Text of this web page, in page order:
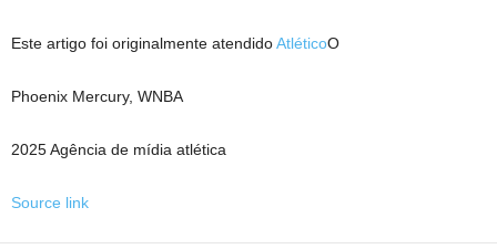
Este artigo foi originalmente atendidoAtléticoO
Phoenix Mercury, WNBA
2025 Agência de mídia atlética
Source link